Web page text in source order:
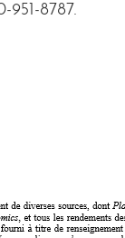
951-8787.